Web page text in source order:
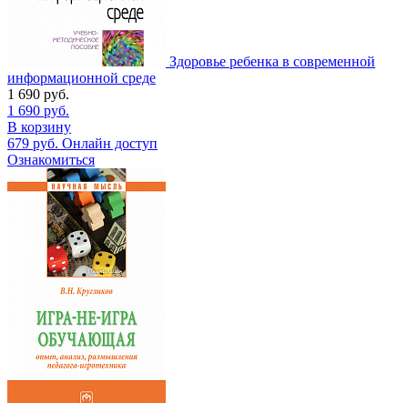
Здоровье ребенка в современной
информационной среде
1 690 руб.
1 690 руб.
В корзину
679 руб. Онлайн доступ
Ознакомиться